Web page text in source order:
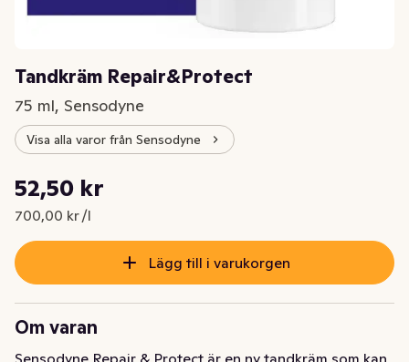
Tandkräm Repair&Protect
75 ml, Sensodyne
Visa alla varor från Sensodyne
Nuvarande pris är: 52,50 kr
52,50 kr
700,00 kr /l
Styckpris: 700,00 kr /l
Lägg till i varukorgen
Om varan